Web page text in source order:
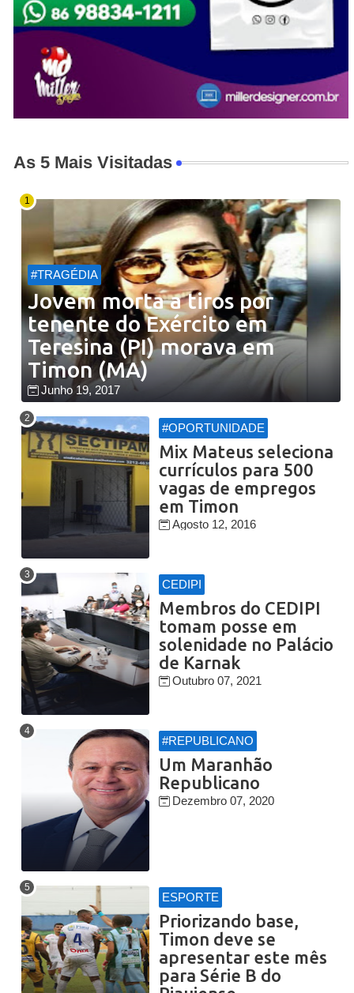
As 5 Mais Visitadas
#TRAGÉDIA
Jovem morta a tiros por
tenente do Exército em
Teresina (PI) morava em
Timon (MA)
Junho 19, 2017
#OPORTUNIDADE
Mix Mateus seleciona
currículos para 500
vagas de empregos
em Timon
Agosto 12, 2016
CEDIPI
Membros do CEDIPI
tomam posse em
solenidade no Palácio
de Karnak
Outubro 07, 2021
#REPUBLICANO
Um Maranhão
Republicano
Dezembro 07, 2020
ESPORTE
Priorizando base,
Timon deve se
apresentar este mês
para Série B do